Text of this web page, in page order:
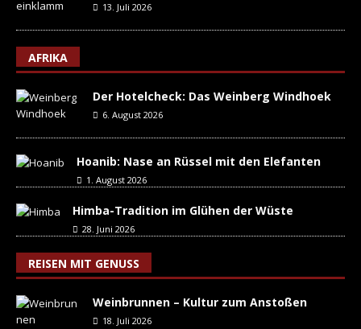
13. Juli 2026
AFRIKA
Der Hotelcheck: Das Weinberg Windhoek
6. August 2026
Hoanib: Nase an Rüssel mit den Elefanten
1. August 2026
Himba-Tradition im Glühen der Wüste
28. Juni 2026
REISEN MIT GENUSS
Weinbrunnen – Kultur zum Anstoßen
18. Juli 2026